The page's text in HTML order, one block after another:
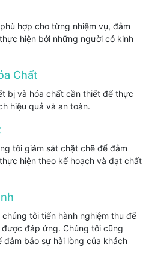
hợp cho từng nhiệm vụ, đảm
hiện bởi những người có kinh
Chất
bị và hóa chất cần thiết để thực
hiệu quả và an toàn.
tôi giám sát chặt chẽ để đảm
hiện theo kế hoạch và đạt chất
tôi tiến hành nghiệm thu để
đáp ứng. Chúng tôi cũng
bảo sự hài lòng của khách